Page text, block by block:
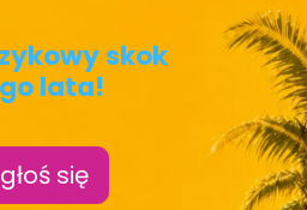
się
skok
lata!